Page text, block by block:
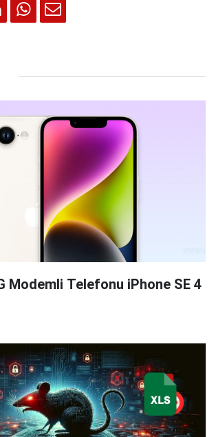
Modemli Telefonu iPhone SE 4